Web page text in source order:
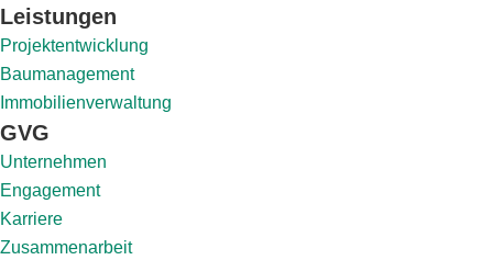
Leistungen
Projektentwicklung
Baumanagement
Immobilienverwaltung
GVG
Unternehmen
Engagement
Karriere
Zusammenarbeit